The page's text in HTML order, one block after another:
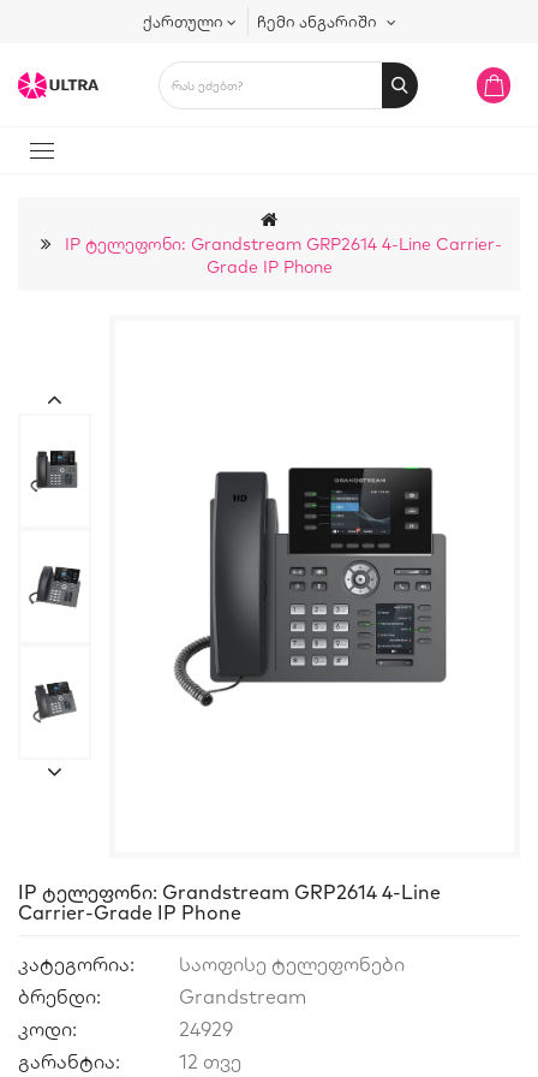
ქართული ჩემი ანგარიში
IP Ტელეფონი: Grandstream GRP2614 4-Line Carrier-
Grade IP Phone
IP Ტელეფონი: Grandstream GRP2614 4-Line
Carrier-Grade IP Phone
კატეგორია:
საოფისე ტელეფონები
ბრენდი:
Grandstream
კოდი:
24929
გარანტია:
12 თვე